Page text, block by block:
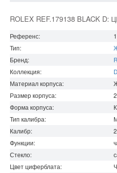
ROLEX REF.179138 BLACK
Референс:
Тип:
Бренд:
Коллекция:
Материал корпуса:
Размер корпуса:
Форма корпуса:
Тип калибра:
Калибр:
Функции:
Стекло:
Цвет циферблата: